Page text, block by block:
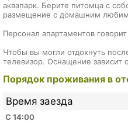
аквапарк. Берите питомца с
размещение с домашним
Персонал апартаментов
Чтобы вы могли отдохнуть
телевизор. Оснащение зависит
Порядок проживания в
Время заезда
С 14:00